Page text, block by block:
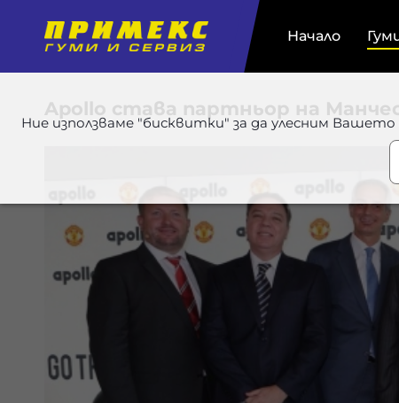
Ние използваме "бисквитки" за да улесним
Начало
Apollo става партньор на